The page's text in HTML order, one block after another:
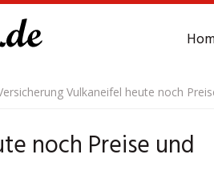
Vulkaneifel heute noch
noch Preise und